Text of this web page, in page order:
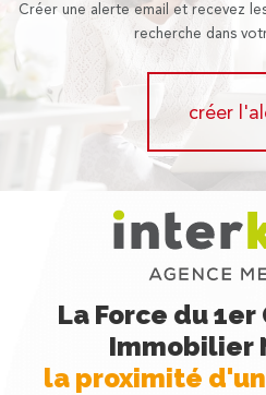
Créer une alerte email et recevez
recherche dans
créer
La Force du
Immobilier
la proximité